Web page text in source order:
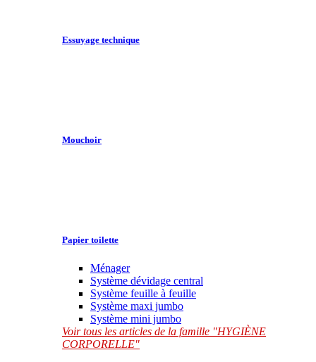
Essuyage technique
Mouchoir
Papier toilette
Ménager
Système dévidage central
Système feuille à feuille
Système maxi jumbo
Système mini jumbo
Voir tous les articles de la famille "HYGIÈNE
CORPORELLE"